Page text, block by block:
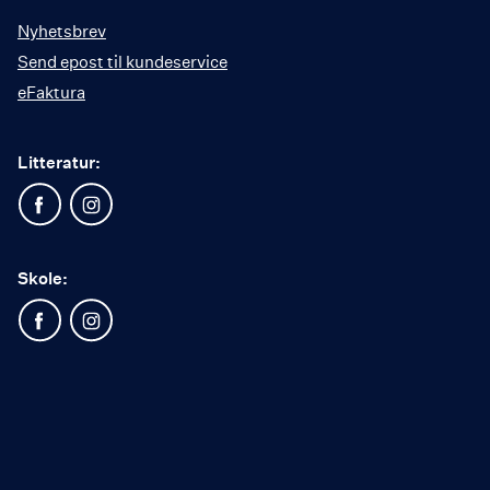
Nyhetsbrev
Send epost til kundeservice
eFaktura
Litteratur:
Skole: